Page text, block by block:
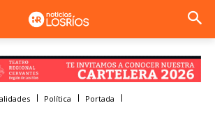
Política
Portada